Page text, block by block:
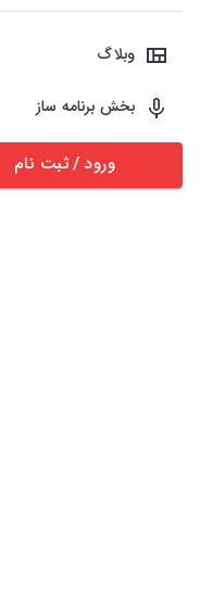
وبلاگ
بخش برنامه ساز
ورود / ثبت نام